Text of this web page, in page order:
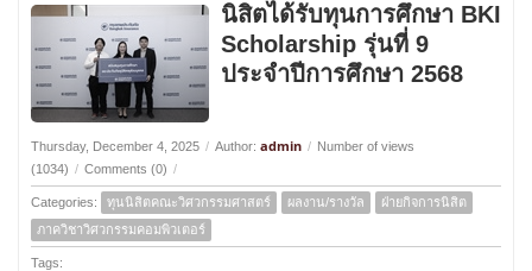
นิสิตได้รับทุนการศึกษา BKI
Scholarship รุ่นที่ 9
ประจำปีการศึกษา 2568
Thursday, December 4, 2025 / Author: admin / Number of views
(1034) / Comments (0) /
Categories: ทุนนิสิตคณะวิศวกรรมศาสตร์ ผลงาน/รางวัล
ฝ่ายกิจการนิสิต
ภาควิชาวิศวกรรมคอมพิวเตอร์
Tags: